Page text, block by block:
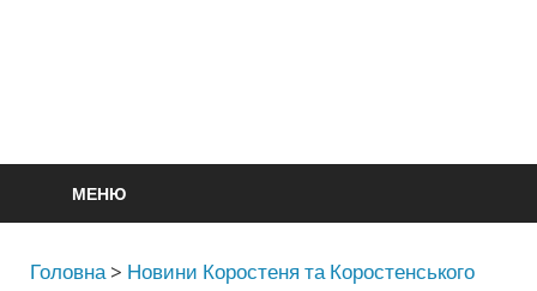
МЕНЮ
Головна > Новини Коростеня та Коростенського